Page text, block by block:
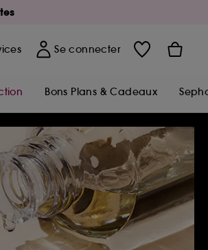
Se connecter
Bons Plans & Cadeaux